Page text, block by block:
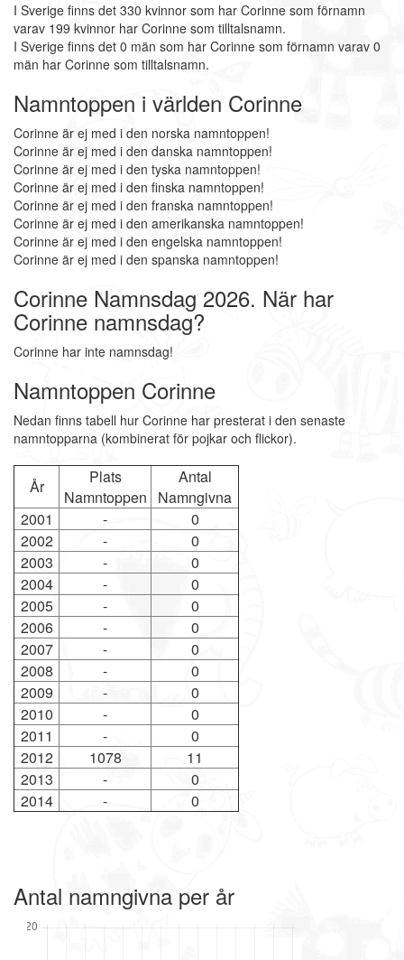
I Sverige finns det 330 kvinnor som har Corinne som förnamn
varav 199 kvinnor har Corinne som tilltalsnamn.
I Sverige finns det 0 män som har Corinne som förnamn varav 0
män har Corinne som tilltalsnamn.
Namntoppen i världen Corinne
Corinne är ej med i den norska namntoppen!
Corinne är ej med i den danska namntoppen!
Corinne är ej med i den tyska namntoppen!
Corinne är ej med i den finska namntoppen!
Corinne är ej med i den franska namntoppen!
Corinne är ej med i den amerikanska namntoppen!
Corinne är ej med i den engelska namntoppen!
Corinne är ej med i den spanska namntoppen!
Corinne Namnsdag 2026. När har
Corinne namnsdag?
Corinne har inte namnsdag!
Namntoppen Corinne
Nedan finns tabell hur Corinne har presterat i den senaste
namntopparna (kombinerat för pojkar och flickor).
År
Plats
Namntoppen
Antal
Namngivna
2001
-
0
2002
-
0
2003
-
0
2004
-
0
2005
-
0
2006
-
0
2007
-
0
2008
-
0
2009
-
0
2010
-
0
2011
-
0
2012
1078
11
2013
-
0
2014
- 0
Antal namngivna per år